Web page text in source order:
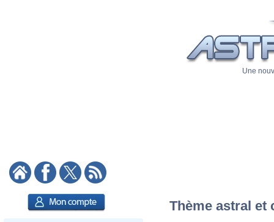
Une
Thème astral et